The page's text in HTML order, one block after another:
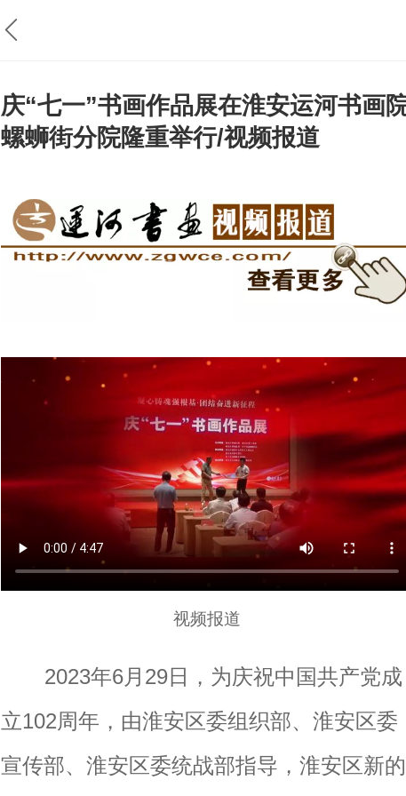
庆“七一”书画作品展在淮安运河书画
螺蛳街分院隆重举行/视频报道
视频报道
2023年6月29日，为庆祝中国共产党成
立102周年，由淮安区委组织部、淮安区委
宣传部、淮安区委统战部指导，淮安区新的